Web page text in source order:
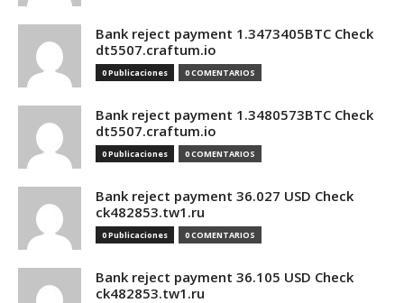
Bank reject payment 1.3473405BTC Check
dt5507.craftum.io
0 Publicaciones 0 COMENTARIOS
Bank reject payment 1.3480573BTC Check
dt5507.craftum.io
0 Publicaciones 0 COMENTARIOS
Bank reject payment 36.027 USD Check
ck482853.tw1.ru
0 Publicaciones 0 COMENTARIOS
Bank reject payment 36.105 USD Check
ck482853.tw1.ru